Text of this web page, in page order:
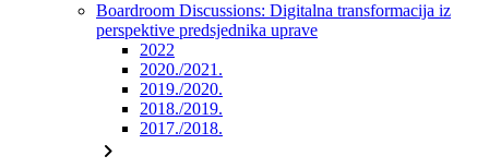
Boardroom Discussions: Digitalna transformacija iz
perspektive predsjednika uprave
2022
2020./2021.
2019./2020.
2018./2019.
2017./2018.
chevron_right